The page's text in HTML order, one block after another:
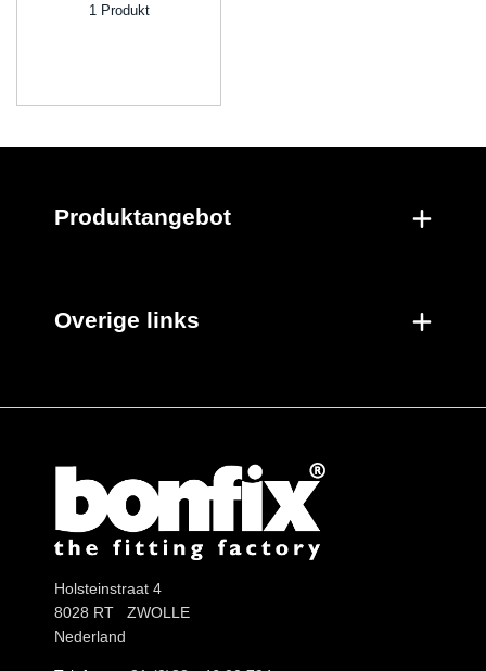
1 Produkt
Produktangebot
Overige links
Holsteinstraat 4
8028 RT ZWOLLE
Nederland